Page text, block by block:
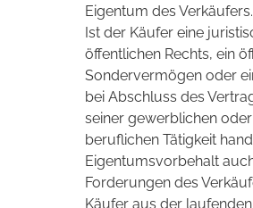
Eigentum des Verkäufers.
Ist der Käufer eine
öffentlichen Rechts, ein
Sondervermögen oder
bei Abschluss des
seiner gewerblichen
beruflichen Tätigkeit
Eigentumsvorbehalt
Forderungen des
Käufer aus der laufenden